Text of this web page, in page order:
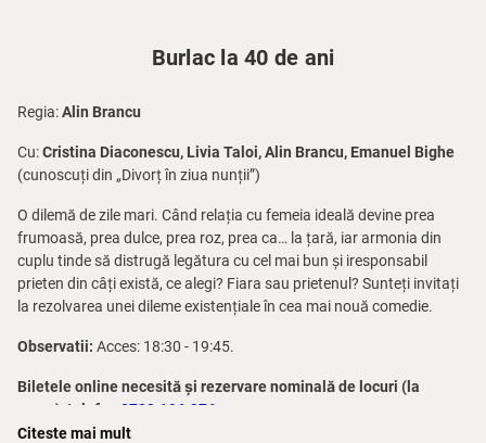
Burlac la 40 de ani
Regia:Alin Brancu
Cu:Cristina Diaconescu, Livia Taloi, Alin Brancu, Emanuel Bighe
(cunoscuți din „Divorț în ziua nunții”)
O dilemă de zile mari. Când relația cu femeia ideală devine prea
frumoasă, prea dulce, prea roz, prea ca… la țară, iar armonia din
cuplu tinde să distrugă legătura cu cel mai bun și iresponsabil
prieten din câți există, ce alegi? Fiara sau prietenul? Sunteți invitați
la rezolvarea unei dileme existențiale în cea mai nouă comedie.
Observatii: Acces: 18:30 - 19:45.
Biletele online necesită și rezervare nominală de locuri (la
mese), telefon
0723.196.376
Citeste mai mult